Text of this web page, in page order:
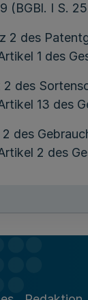
(BGBl. I S.
2 des
1 des
des
13 des
des
2 des
des